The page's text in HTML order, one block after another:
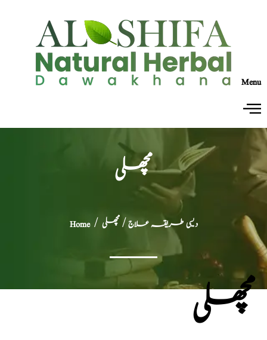
Menu
مچھلی
Home/ دیسی طریقہ علاج/ مچھلی
مچھلی